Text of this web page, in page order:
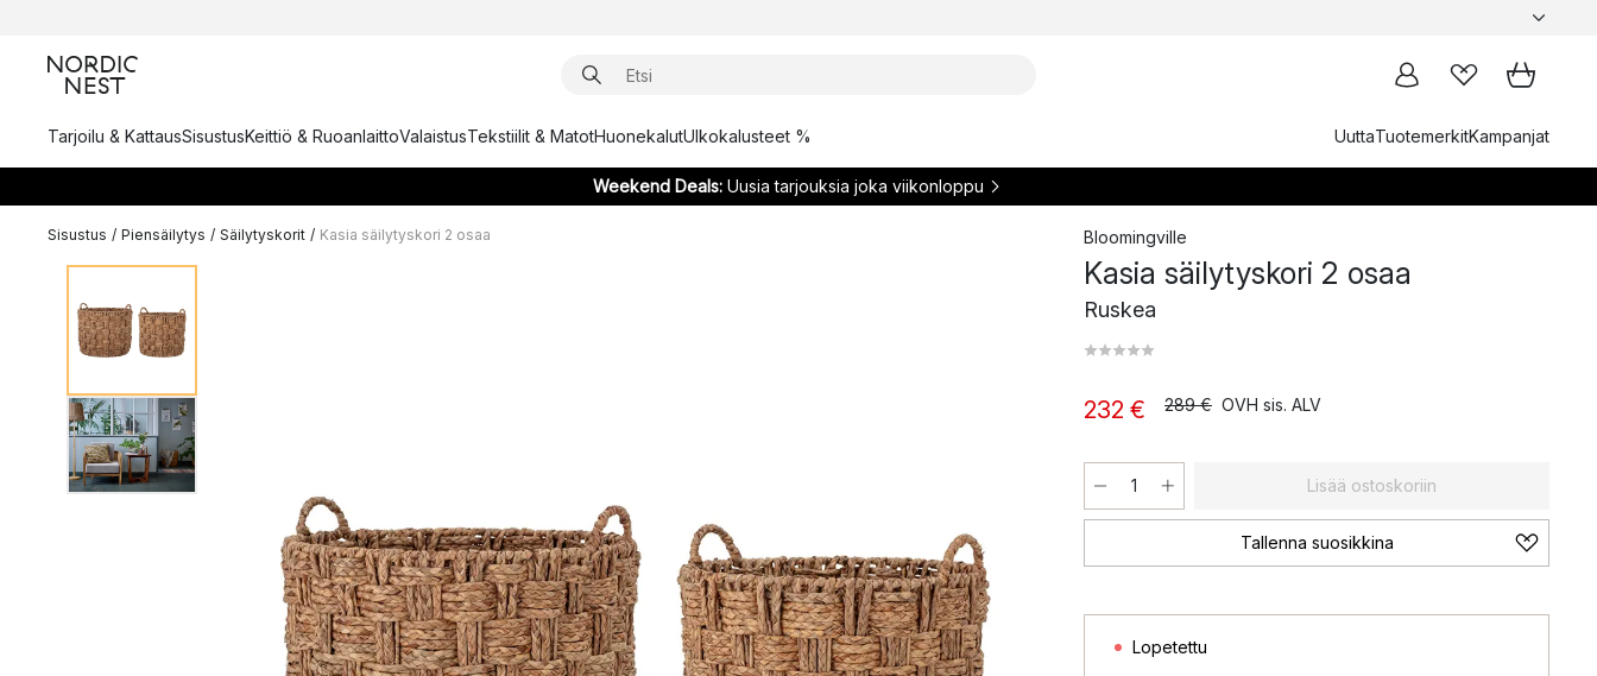
Tarjoilu & KattausSisustusKeittiö & RuoanlaittoValaistusTekstiilit & MatotHuonekalutUlkokalusteet % UuttaTuotemerkitKampanjat
Weekend Deals:Uusia tarjouksia joka viikonloppu
Sisustus / Piensäilytys / Säilytyskorit / Kasia säilytyskori 2 osaa Bloomingville
Kasia säilytyskori 2 osaa
Ruskea
232 € 289 € OVH sis. ALV
Lisää ostoskoriin
Tallenna suosikkina
Lopetettu